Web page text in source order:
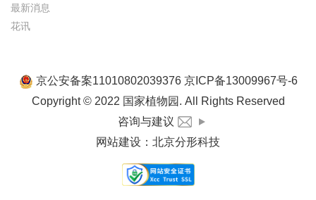
最新消息
花讯
京公安备案11010802039376 京ICP备13009967号-6
Copyright © 2022 国家植物园. All Rights Reserved
咨询与建议
网站建设 ： 北京分形科技